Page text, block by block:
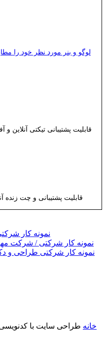
لوگو و بنر مورد نظر خود را
قابلیت پشتیبانی تیکتی آنلاین
قابلیت پشتیبانی و چت زنده
نمونه کار
نمونه کار شرکتی / شرکت
نمونه کار شرکتی طراحی و
خانه طراحی سایت با